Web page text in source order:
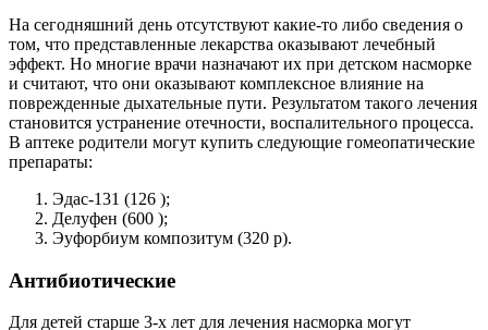
На сегодняшний день отсутствуют какие-то либо сведения о
том, что представленные лекарства оказывают лечебный
эффект. Но многие врачи назначают их при детском насморке
и считают, что они оказывают комплексное влияние на
поврежденные дыхательные пути. Результатом такого лечения
становится устранение отечности, воспалительного процесса.
В аптеке родители могут купить следующие гомеопатические
препараты:
Эдас-131 (126 );
Делуфен (600 );
Эуфорбиум композитум (320 р).
Антибиотические
Для детей старше 3-х лет для лечения насморка могут